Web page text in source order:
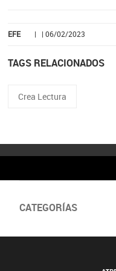
EFE | | 06/02/2023
TAGS RELACIONADOS
Crea Lectura
CATEGORÍAS